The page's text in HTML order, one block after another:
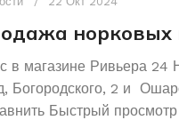
норковых
в магазине Ривьера 24
Богородского, 2 и
Быстрый просмотр